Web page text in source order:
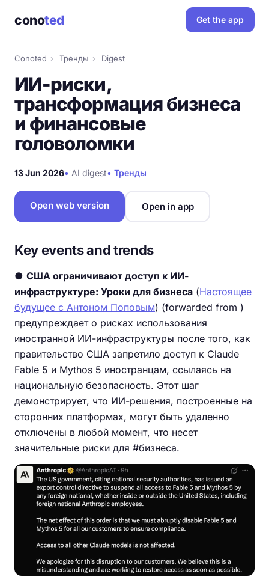
conoted Get the app
Conoted › Тренды › Digest
ИИ-риски,
трансформация бизнеса
и финансовые
головоломки
13 Jun 2026• AI digest• Тренды
Open web version Open in app
Key events and trends
● США ограничивают доступ к ИИ-
инфраструктуре: Уроки для бизнеса (Настоящее
будущее с Антоном Поповым) (forwarded from )
предупреждает о рисках использования
иностранной ИИ-инфраструктуры после того, как
правительство США запретило доступ к Claude
Fable 5 и Mythos 5 иностранцам, ссылаясь на
национальную безопасность. Этот шаг
демонстрирует, что ИИ-решения, построенные на
сторонних платформах, могут быть удаленно
отключены в любой момент, что несет
значительные риски для #бизнеса.